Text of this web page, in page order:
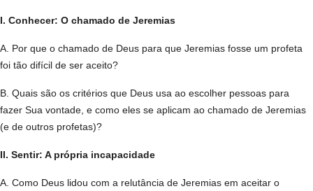
I. Conhecer: O chamado de Jeremias
A. Por que o chamado de Deus para que Jeremias fosse um profeta
foi tão difícil de ser aceito?
B. Quais são os critérios que Deus usa ao escolher pessoas para
fazer Sua vontade, e como eles se aplicam ao chamado de Jeremias
(e de outros profetas)?
II. Sentir: A própria incapacidade
A. Como Deus lidou com a relutância de Jeremias em aceitar o